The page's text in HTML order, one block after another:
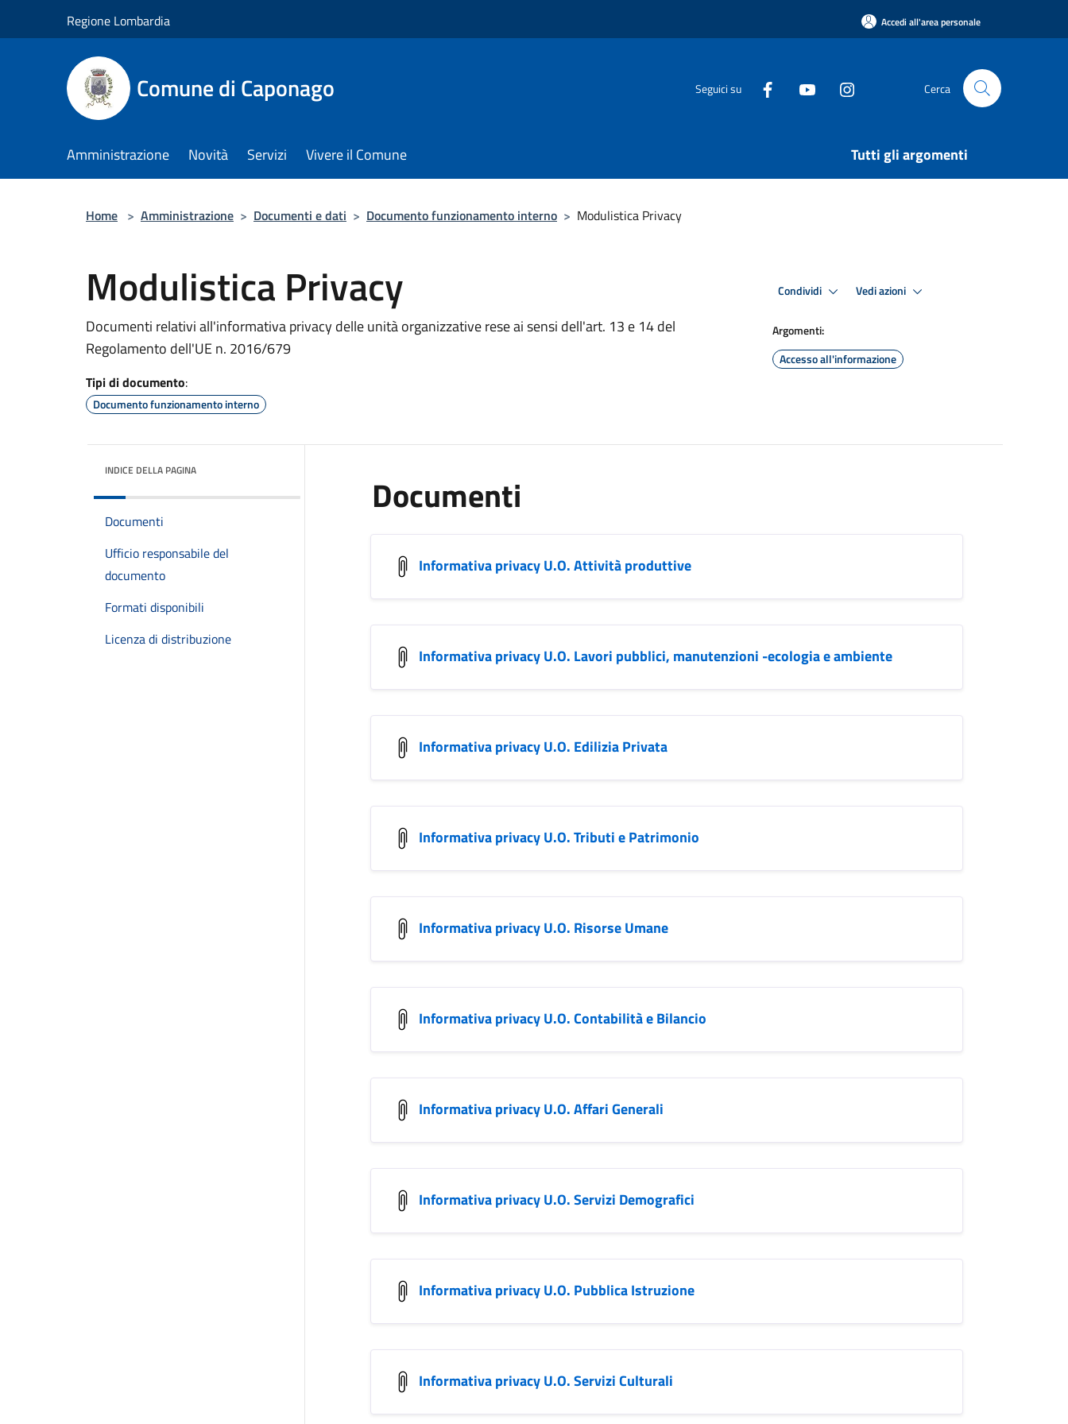
Regione Lombardia Accedi all'area personale
Comune di Caponago Seguici su Cerca
Amministrazione Novità Servizi Vivere il Comune Tutti gli argomenti
Home > Amministrazione > Documenti e dati > Documento funzionamento interno > Modulistica Privacy
Modulistica Privacy
Documenti relativi all'informativa privacy delle unità organizzative rese ai sensi dell'art. 13 e 14 del
Regolamento dell'UE n. 2016/679
Tipi di documento:
Documento funzionamento interno
Condividi Vedi azioni
Argomenti:
Accesso all'informazione
INDICE DELLA PAGINA
Documenti
Ufficio responsabile del
documento
Formati disponibili
Licenza di distribuzione
Documenti
Informativa privacy U.O. Attività produttive
Informativa privacy U.O. Lavori pubblici, manutenzioni -ecologia e ambiente
Informativa privacy U.O. Edilizia Privata
Informativa privacy U.O. Tributi e Patrimonio
Informativa privacy U.O. Risorse Umane
Informativa privacy U.O. Contabilità e Bilancio
Informativa privacy U.O. Affari Generali
Informativa privacy U.O. Servizi Demografici
Informativa privacy U.O. Pubblica Istruzione
Informativa privacy U.O. Servizi Culturali